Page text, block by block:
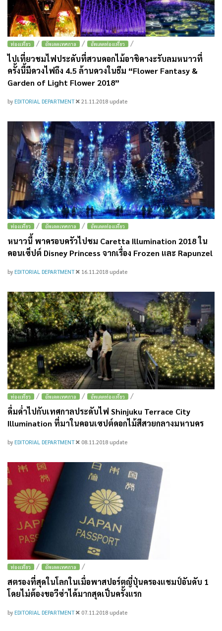
ท่องเที่ยว / อัพเดตเทศกาล / อัพเดตท่องเที่ยว /
ไปเที่ยวชมไฟประดับที่สวนดอกไม้อาชิคางะรับลมหนาวที่
ครั้งนี้มีดวงไฟถึง 4.5 ล้านดวงในธีม “Flower Fantasy &
Garden of Light Flower 2018”
by EDITORIAL DEPARTMENT 21.11.2018 update
ท่องเที่ยว / อัพเดตเทศกาล / อัพเดตท่องเที่ยว
หนาวนี้ พาครอบครัวไปชม Caretta Illumination 2018 ใน
คอนเซ็ปต์ Disney Princess จากเรื่อง Frozen และ Rapunzel
by EDITORIAL DEPARTMENT 16.11.2018 update
ท่องเที่ยว / อัพเดตเทศกาล / อัพเดตท่องเที่ยว /
ดื่มด่ำไปกับเทศกาลประดับไฟ Shinjuku Terrace City
Illumination ที่มาในคอนเซปต์ดอกไม้สีสวยกลางมหานคร
by EDITORIAL DEPARTMENT 08.11.2018 update
ท่องเที่ยว / อัพเดตเทศกาล /
สตรองที่สุดในโลกในเมื่อพาสปอร์ตญี่ปุ่นครองแชมป์อันดับ 1
โดยไม่ต้องขอวีซ่าได้มากสุดเป็นครั้งแรก
by EDITORIAL DEPARTMENT 07.11.2018 update